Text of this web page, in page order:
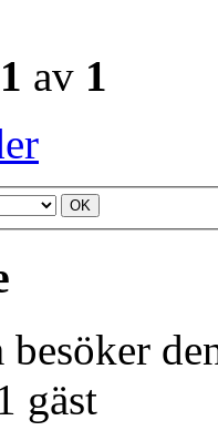
1 av 1
besöker
gäst